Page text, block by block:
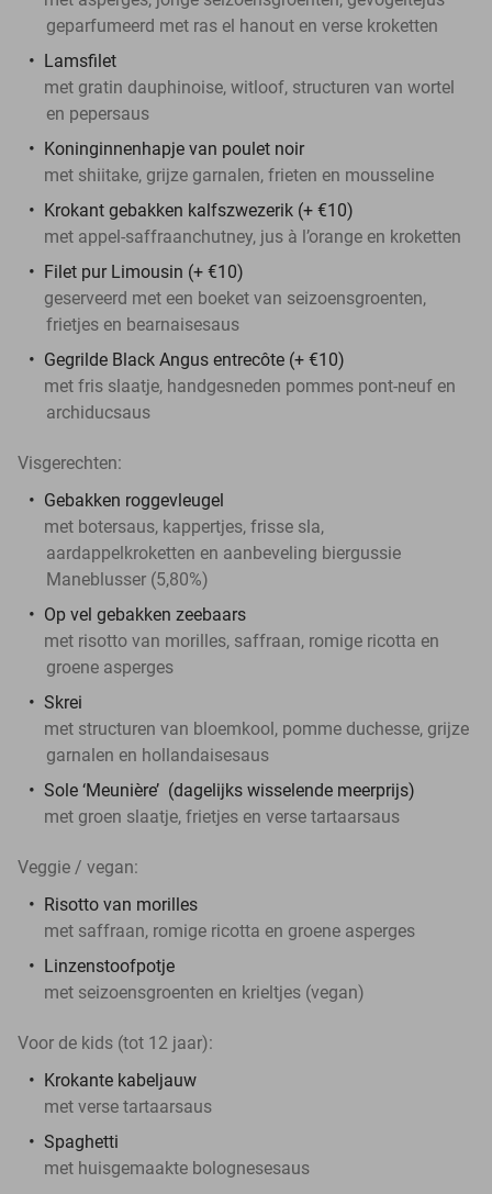
geparfumeerd met ras el hanout en verse kroketten
Lamsfilet
met gratin dauphinoise, witloof, structuren van wortel
en pepersaus
Koninginnenhapje van poulet noir
met shiitake, grijze garnalen, frieten en mousseline
Krokant gebakken kalfszwezerik (+ €10)
met appel-saffraanchutney, jus à l’orange en kroketten
Filet pur Limousin (+ €10)
geserveerd met een boeket van seizoensgroenten,
frietjes en bearnaisesaus
Gegrilde Black Angus entrecôte (+ €10)
met fris slaatje, handgesneden pommes pont-neuf en
archiducsaus
Visgerechten:
Gebakken roggevleugel
met botersaus, kappertjes, frisse sla,
aardappelkroketten en aanbeveling biergussie
Maneblusser (5,80%)
Op vel gebakken zeebaars
met risotto van morilles, saffraan, romige ricotta en
groene asperges
Skrei
met structuren van bloemkool, pomme duchesse, grijze
garnalen en hollandaisesaus
Sole ‘Meunière’ (dagelijks wisselende meerprijs)
met groen slaatje, frietjes en verse tartaarsaus
Veggie / vegan:
Risotto van morilles
met saffraan, romige ricotta en groene asperges
Linzenstoofpotje
met seizoensgroenten en krieltjes (vegan)
Voor de kids (tot 12 jaar):
Krokante kabeljauw
met verse tartaarsaus
Spaghetti
met huisgemaakte bolognesesaus